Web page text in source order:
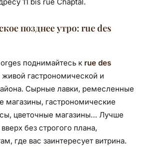
позднее утро: rue des
поднимайтесь к rue des
гастрономической и
Сырные лавки, ремесленные
магазины, гастрономические
цветочные магазины… Лучше
без строгого плана,
где вас заинтересует витрина.